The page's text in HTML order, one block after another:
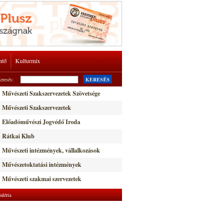
Kulturmix
KERESÉS
Művészeti Szakszervezetek Szövetsége
Művészeti Szakszervezetek
Előadóművészi Jogvédő Iroda
Rátkai Klub
Művészeti intézmények, vállalkozások
Művészetoktatási intézmények
Művészeti szakmai szervezetek